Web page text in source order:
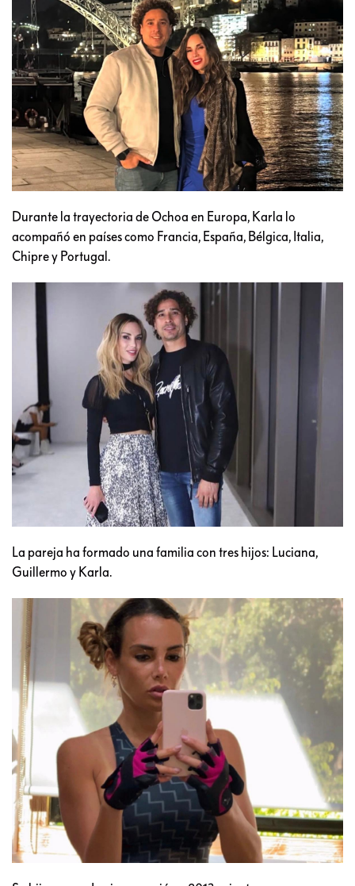
Durante la trayectoria de Ochoa en Europa, Karla lo
acompañó en países como Francia, España, Bélgica, Italia,
Chipre y Portugal.
La pareja ha formado una familia con tres hijos: Luciana,
Guillermo y Karla.